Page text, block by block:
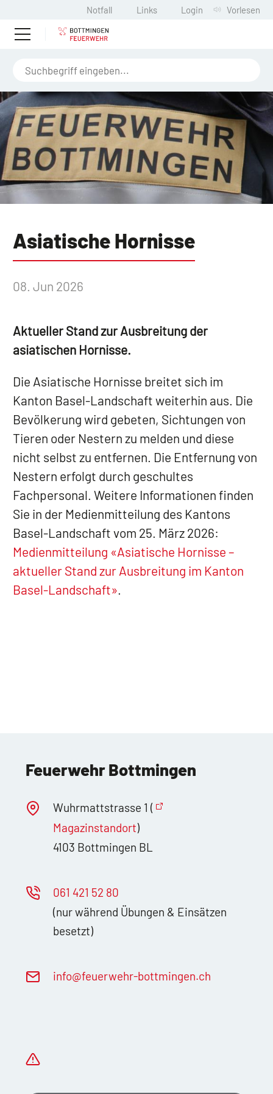
Notfall Links Login Vorlesen
Asiatische Hornisse
08. Jun 2026
Aktueller Stand zur Ausbreitung der
asiatischen Hornisse.
Die Asiatische Hornisse breitet sich im
Kanton Basel-Landschaft weiterhin aus. Die
Bevölkerung wird gebeten, Sichtungen von
Tieren oder Nestern zu melden und diese
nicht selbst zu entfernen. Die Entfernung von
Nestern erfolgt durch geschultes
Fachpersonal. Weitere Informationen finden
Sie in der Medienmitteilung des Kantons
Basel-Landschaft vom 25. März 2026:
Medienmitteilung «Asiatische Hornisse –
aktueller Stand zur Ausbreitung im Kanton
Basel-Landschaft».
Feuerwehr Bottmingen
Wuhrmattstrasse 1 (
Magazinstandort)
4103 Bottmingen BL
061 421 52 80
(nur während Übungen & Einsätzen
besetzt)
nf f rw hr-b ttm ng n ch